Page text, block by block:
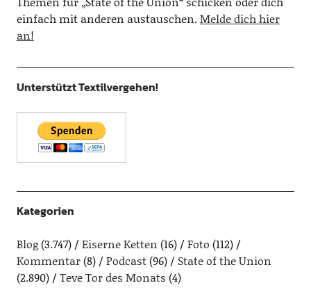
einfach mit anderen austauschen.Melde dich hier
an!
Unterstützt Textilvergehen!
Kategorien
Blog(3.747) Eiserne Ketten (16) Foto (112)
Kommentar(8) Podcast(96)
State of the Union
(2.890)
Teve Tor des Monats (4)